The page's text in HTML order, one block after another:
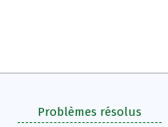
Problèmes résolus